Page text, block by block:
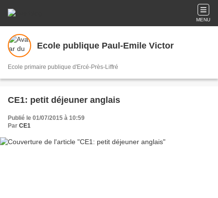
MENU
Ecole publique Paul-Emile Victor
Ecole primaire publique d'Ercé-Près-Liffré
CE1: petit déjeuner anglais
Publié le 01/07/2015 à 10:59
Par CE1